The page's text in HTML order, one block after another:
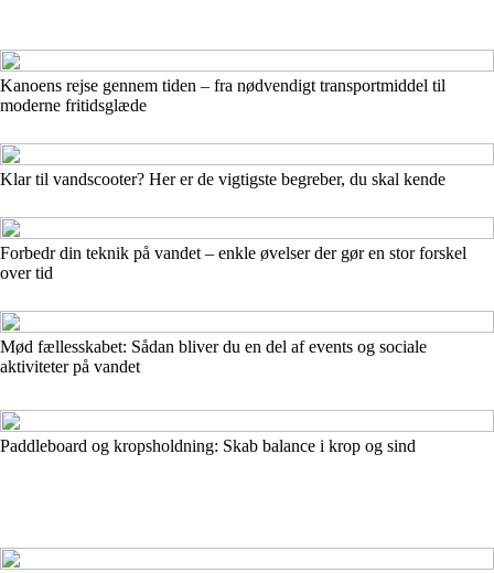
Kanoens rejse gennem tiden – fra nødvendigt transportmiddel til
moderne fritidsglæde
Klar til vandscooter? Her er de vigtigste begreber, du skal kende
Forbedr din teknik på vandet – enkle øvelser der gør en stor forskel
over tid
Mød fællesskabet: Sådan bliver du en del af events og sociale
aktiviteter på vandet
Paddleboard og kropsholdning: Skab balance i krop og sind